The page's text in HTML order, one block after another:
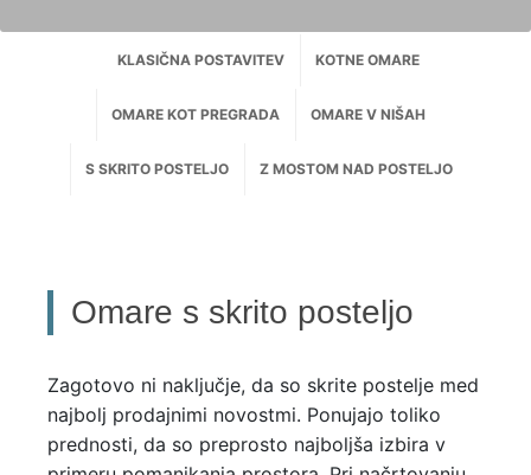
KLASIČNA POSTAVITEV KOTNE OMARE
OMARE KOT PREGRADA OMARE V NIŠAH
S SKRITO POSTELJO Z MOSTOM NAD POSTELJO
Omare s skrito posteljo
Zagotovo ni naključje, da so skrite postelje med
najbolj prodajnimi novostmi. Ponujajo toliko
prednosti, da so preprosto najboljša izbira v